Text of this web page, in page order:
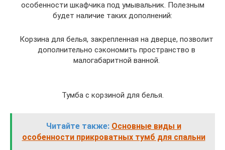
особенности шкафчика под умывальник. Полезным
будет наличие таких дополнений:
Корзина для белья, закрепленная на дверце, позволит
дополнительно сэкономить пространство в
малогабаритной ванной.
Тумба с корзиной для белья.
Читайте также: Основные виды и
особенности прикроватных тумб для спальни